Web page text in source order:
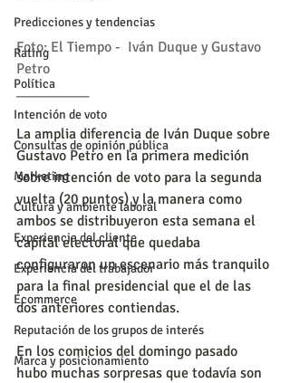
Predicciones y tendencias
Rating
Política
Intención de voto
Consultas de opinión pública
Marketing
Cultura y ambiente laboral
Experiencia del cliente
Experiencia del trabajador
Ecommerce
Reputación de los grupos de interés
Marca y posicionamiento
Foto: El Tiempo -  Iván Duque y Gustavo
Petro
__________
La amplia diferencia de Iván Duque sobre
Gustavo Petro en la primera medición
sobre intención de voto para la segunda
vuelta (20 puntos) y la manera como
ambos se distribuyeron esta semana el
capital electoral que quedaba
configuraron un escenario más tranquilo
para la final presidencial que el de las
dos anteriores contiendas.
En los comicios del domingo pasado
hubo muchas sorpresas que todavía son